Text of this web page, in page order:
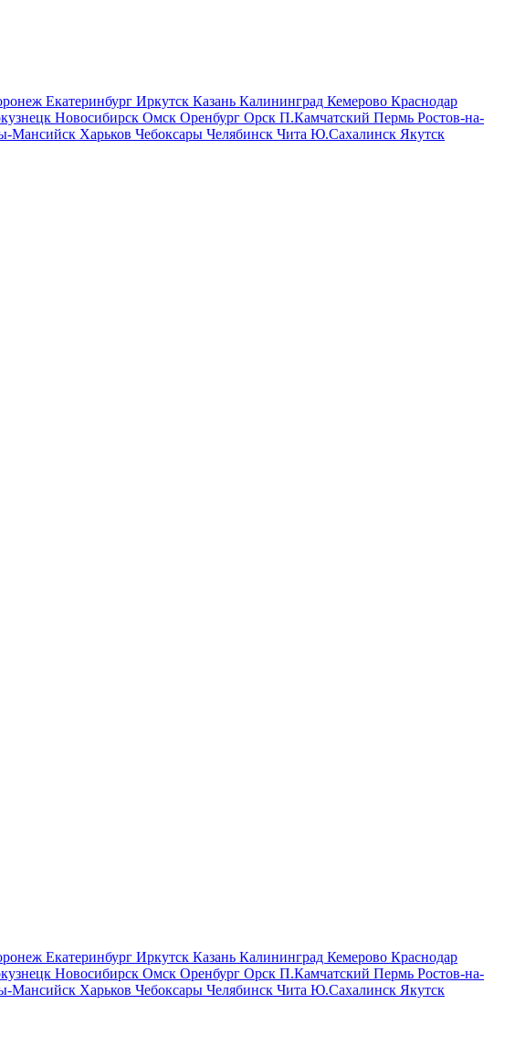
Екатеринбург Иркутск Казань Калининград Кемерово Краснодар
Новосибирск Омск Оренбург Орск П.Камчатский Пермь Ростов-на-
Мансийск Харьков Чебоксары Челябинск Чита Ю.Сахалинск Якутск
Екатеринбург Иркутск Казань Калининград Кемерово Краснодар
Новосибирск Омск Оренбург Орск П.Камчатский Пермь Ростов-на-
Мансийск Харьков Чебоксары Челябинск Чита Ю.Сахалинск Якутск